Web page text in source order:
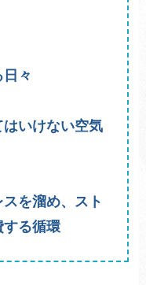
々
はいけない空気
を溜め、スト
する循環